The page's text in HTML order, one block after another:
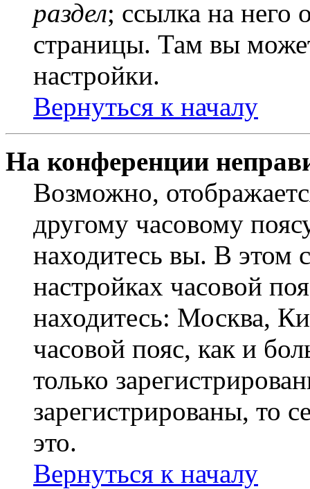
раздел; ссылка на него
страницы. Там вы
настройки.
Вернуться к началу
На конференции
Возможно,
другому часовому
находитесь вы. В этом
настройках часовой
находитесь: Москва,
часовой пояс, как и
только
зарегистрированы, то
это.
Вернуться к началу